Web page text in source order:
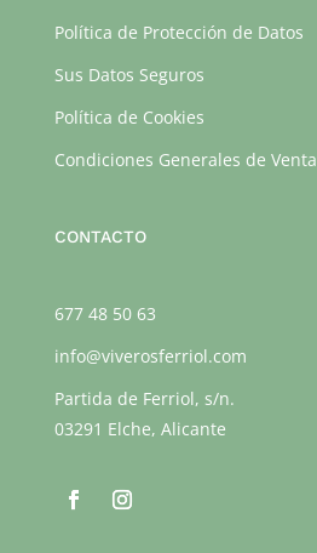
Política de Protección de Datos
Sus Datos Seguros
Política de Cookies
Condiciones Generales de Venta
CONTACTO
677 48 50 63
info@viverosferriol.com
Partida de Ferriol, s/n.
03291 Elche, Alicante